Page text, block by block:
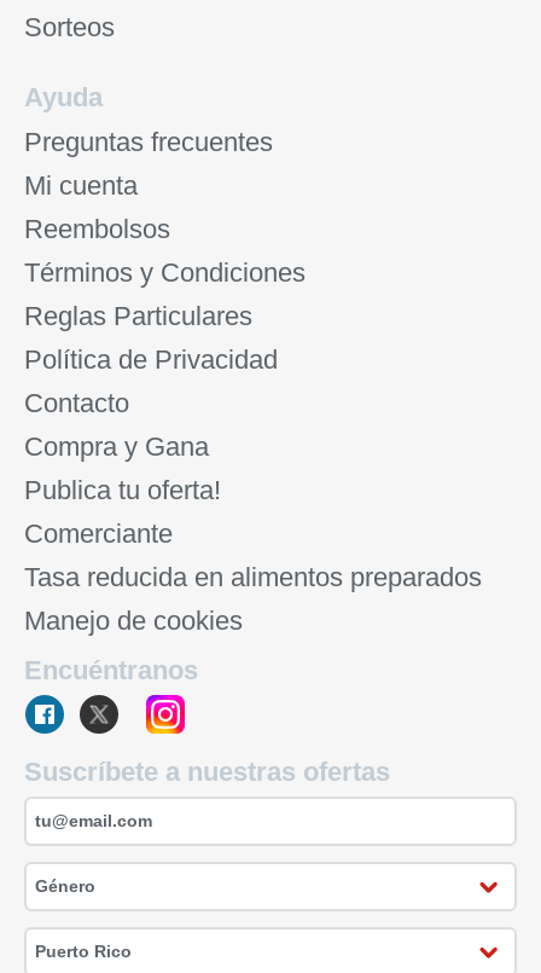
Sorteos
Ayuda
Preguntas frecuentes
Mi cuenta
Reembolsos
Términos y Condiciones
Reglas Particulares
Política de Privacidad
Contacto
Compra y Gana
Publica tu oferta!
Comerciante
Tasa reducida en alimentos preparados
Manejo de cookies
Encuéntranos
Suscríbete a nuestras ofertas